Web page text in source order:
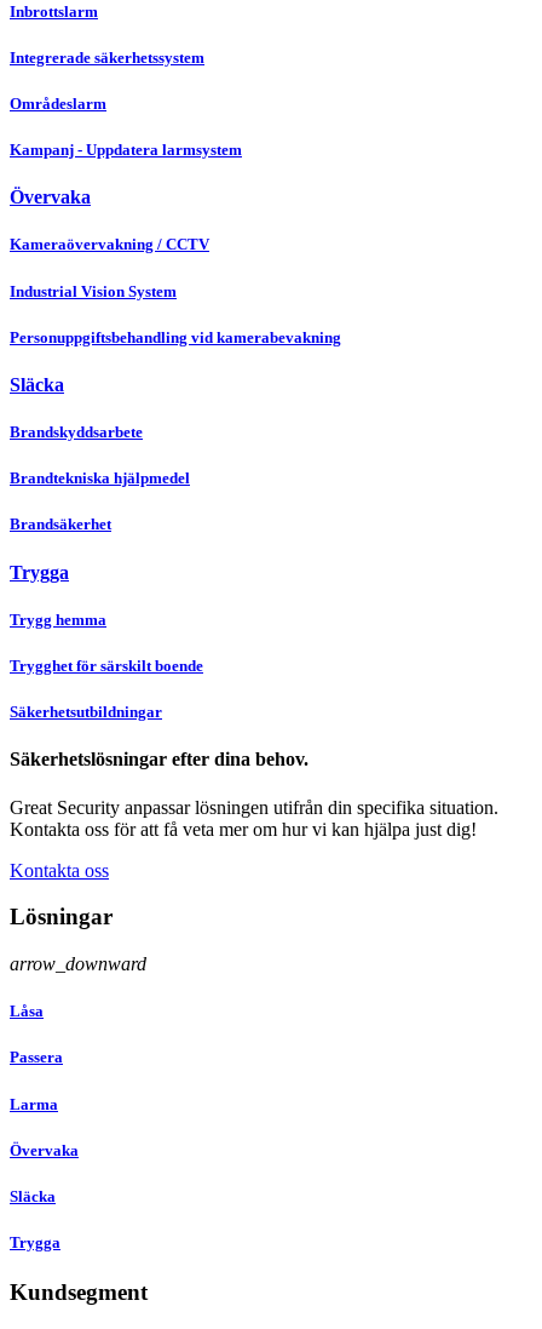
Inbrottslarm
Integrerade säkerhetssystem
Områdeslarm
Kampanj - Uppdatera larmsystem
Övervaka
Kameraövervakning / CCTV
Industrial Vision System
Personuppgiftsbehandling vid kamerabevakning
Släcka
Brandskyddsarbete
Brandtekniska hjälpmedel
Brandsäkerhet
Trygga
Trygg hemma
Trygghet för särskilt boende
Säkerhetsutbildningar
Säkerhetslösningar efter dina behov.
Great Security anpassar lösningen utifrån din specifika situation.
Kontakta oss för att få veta mer om hur vi kan hjälpa just dig!
Kontakta oss
Lösningar
arrow_downward
Låsa
Passera
Larma
Övervaka
Släcka
Trygga
Kundsegment